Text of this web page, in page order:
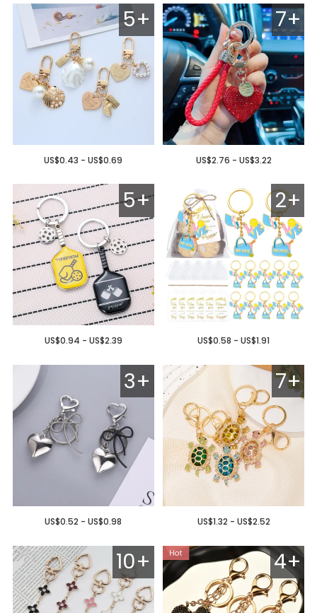
5+
US$0.43 - US$0.69
7+
US$2.76 - US$3.22
5+
US$0.94 - US$2.39
2+
US$0.58 - US$1.91
3+
US$0.52 - US$0.98
7+
US$1.32 - US$2.52
10+ 4+